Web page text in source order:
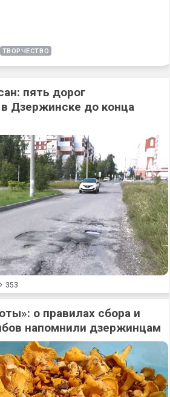
ТВОРЧЕСТВО
пять дорог
Дзержинске до конца
353
о правилах сбора и
напомнили дзержинцам